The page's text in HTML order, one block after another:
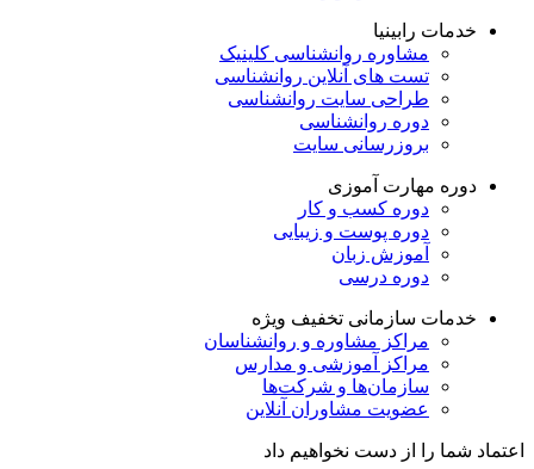
خدمات رابینیا
مشاوره روانشناسی کلینیک
تست های آنلاین روانشناسی
طراحی سایت روانشناسی
دوره روانشناسی
بروزرسانی سایت
دوره مهارت آموزی
دوره کسب و کار
دوره پوست و زیبایی
آموزش زبان
دوره درسی
خدمات سازمانی تخفیف ویژه
مراکز مشاوره و روانشناسان
مراکز آموزشی و مدارس
سازمان‌ها و شرکت‌ها
عضویت مشاوران آنلاین
اعتماد شما را از دست نخواهیم داد